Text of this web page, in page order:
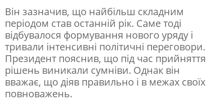
к
и
т
р
ь
о
х
Він зазначив, що найбільш складним
періодом став останній рік. Саме тоді
відбувалося формування нового уряду і
тривали інтенсивні політичні переговори.
Президент пояснив, що під час прийняття
рішень виникали сумніви. Однак він
вважає, що діяв правильно і в межах своїх
повноважень.